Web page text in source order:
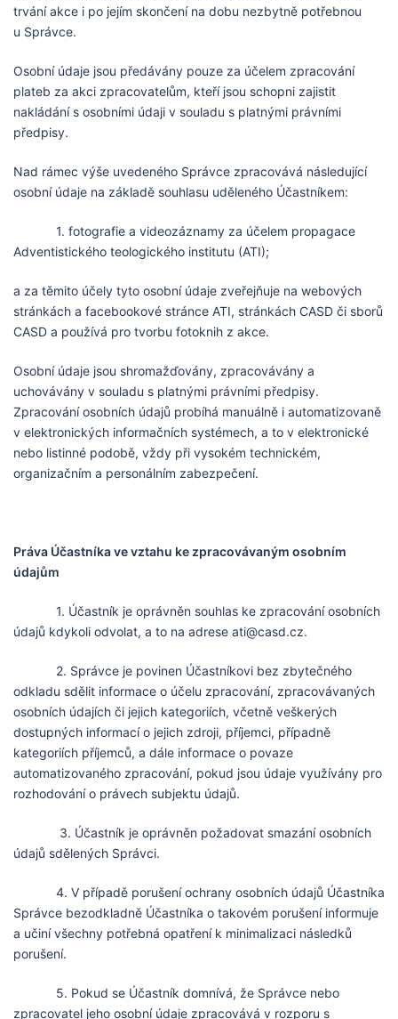
trvání akce i po jejím skončení na dobu nezbytně potřebnou
u Správce.
Osobní údaje jsou předávány pouze za účelem zpracování
plateb za akci zpracovatelům, kteří jsou schopni zajistit
nakládání s osobními údaji v souladu s platnými právními
předpisy.
Nad rámec výše uvedeného Správce zpracovává následující
osobní údaje na základě souhlasu uděleného Účastníkem:
1. fotografie a videozáznamy za účelem propagace
Adventistického teologického institutu (ATI);
a za těmito účely tyto osobní údaje zveřejňuje na webových
stránkách a facebookové stránce ATI, stránkách CASD či sborů
CASD a používá pro tvorbu fotoknih z akce.
Osobní údaje jsou shromažďovány, zpracovávány a
uchovávány v souladu s platnými právními předpisy.
Zpracování osobních údajů probíhá manuálně i automatizovaně
v elektronických informačních systémech, a to v elektronické
nebo listinné podobě, vždy při vysokém technickém,
organizačním a personálním zabezpečení.
Práva Účastníka ve vztahu ke zpracovávaným osobním
údajům
1. Účastník je oprávněn souhlas ke zpracování osobních
údajů kdykoli odvolat, a to na adrese ati@casd.cz.
2. Správce je povinen Účastníkovi bez zbytečného
odkladu sdělit informace o účelu zpracování, zpracovávaných
osobních údajích či jejich kategoriích, včetně veškerých
dostupných informací o jejich zdroji, příjemci, případně
kategoriích příjemců, a dále informace o povaze
automatizovaného zpracování, pokud jsou údaje využívány pro
rozhodování o právech subjektu údajů.
3. Účastník je oprávněn požadovat smazání osobních
údajů sdělených Správci.
4. V případě porušení ochrany osobních údajů Účastníka
Správce bezodkladně Účastníka o takovém porušení informuje
a učiní všechny potřebná opatření k minimalizaci následků
porušení.
5. Pokud se Účastník domnívá, že Správce nebo
zpracovatel jeho osobní údaje zpracovává v rozporu s